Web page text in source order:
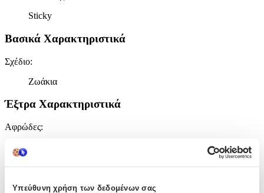
Υπεύθυνη χρήση των δεδομένων σας
Sticky
Βασικά Χαρακτηριστικά
Σχέδιο:
Ζωάκια
Έξτρα Χαρακτηριστικά
Αφρώδες:
Βινυλίου:
Ναι